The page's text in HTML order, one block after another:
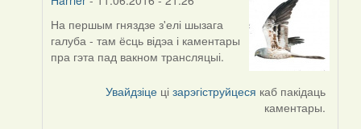
In
reply
to
На першым гняздзе з'елі шызага
галуба - там ёсць відэа і каментары
пра гэта пад вакном трансляцыі.
Увайдзіце цізарэгіструйцеся каб пакідаць
каментары.